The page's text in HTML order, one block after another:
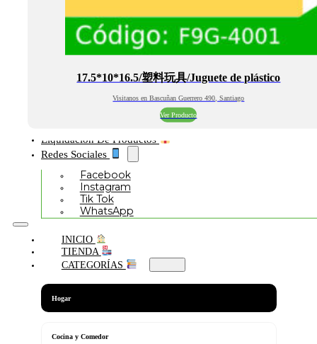
17.5*10*16.5/塑料玩具/Juguete de plástico
Visitanos en Bascuñan Guerrero 490, Santiago
Ver Producto
Liquidación De Productos
Redes Sociales
Facebook
Instagram
Tik Tok
WhatsApp
INICIO
TIENDA
CATEGORÍAS
Hogar
Cocina y Comedor